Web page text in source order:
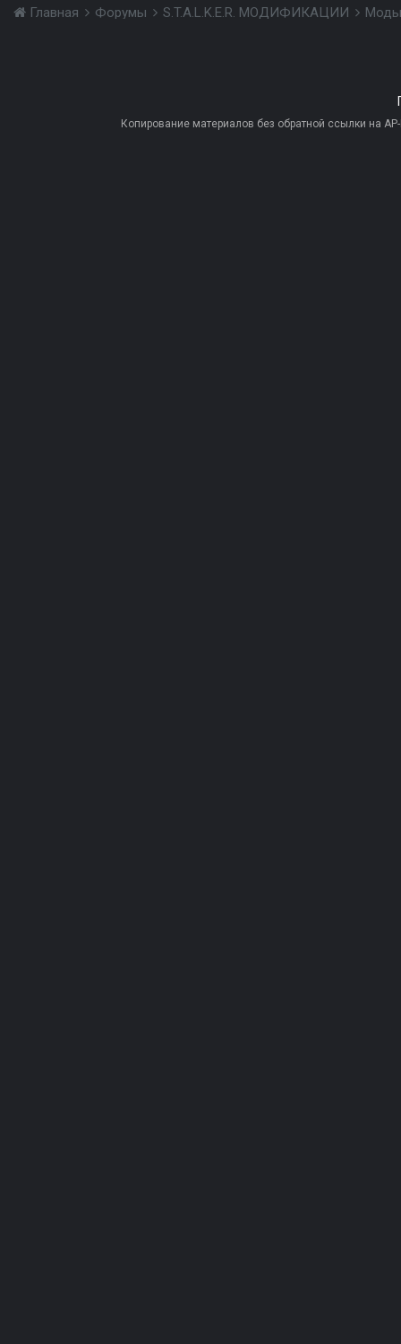
Главная Форумы S.T.A.L.K.E.R. МОДИФИКАЦИИ
Копирование материалов без обратной ссылки на